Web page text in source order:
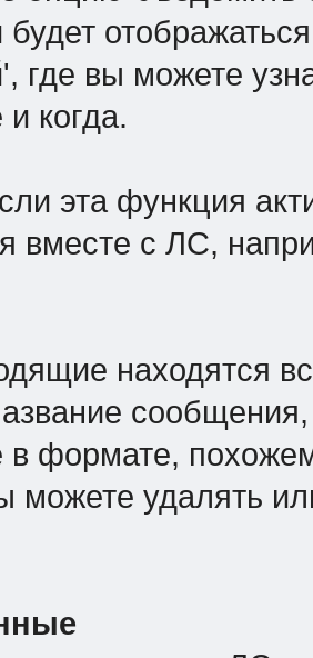
где вы можете
когда.
эта функция
вместе с ЛС,
находятся
в формате,
удалять